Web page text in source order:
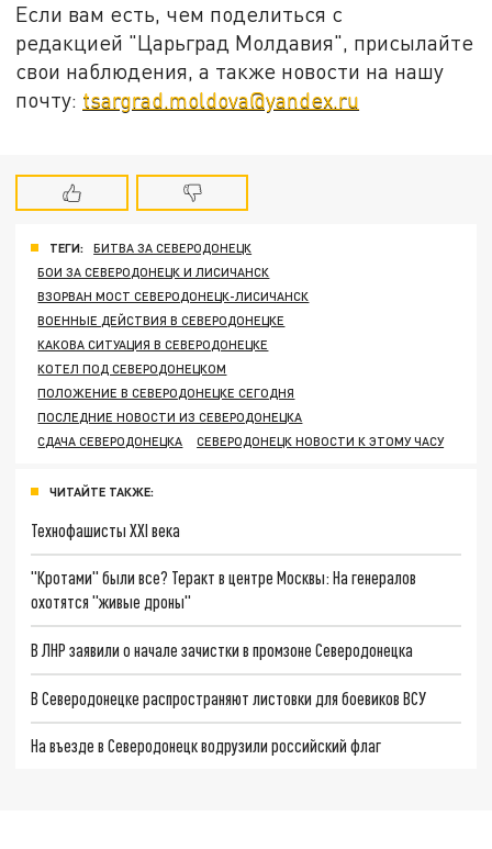
Если вам есть, чем поделиться с
редакцией "Царьград Молдавия", присылайте
свои наблюдения, а также новости на нашу
почту: tsargrad.moldova@yandex.ru
ТЕГИ:
БИТВА ЗА СЕВЕРОДОНЕЦК
БОИ ЗА СЕВЕРОДОНЕЦК И ЛИСИЧАНСК
ВЗОРВАН МОСТ СЕВЕРОДОНЕЦК-ЛИСИЧАНСК
ВОЕННЫЕ ДЕЙСТВИЯ В СЕВЕРОДОНЕЦКЕ
КАКОВА СИТУАЦИЯ В СЕВЕРОДОНЕЦКЕ
КОТЕЛ ПОД СЕВЕРОДОНЕЦКОМ
ПОЛОЖЕНИЕ В СЕВЕРОДОНЕЦКЕ СЕГОДНЯ
ПОСЛЕДНИЕ НОВОСТИ ИЗ СЕВЕРОДОНЕЦКА
СДАЧА СЕВЕРОДОНЕЦКА
СЕВЕРОДОНЕЦК НОВОСТИ К ЭТОМУ ЧАСУ
ЧИТАЙТЕ ТАКЖЕ:
Технофашисты XXI века
"Кротами" были все? Теракт в центре Москвы: На генералов
охотятся "живые дроны"
В ЛНР заявили о начале зачистки в промзоне Северодонецка
В Северодонецке распространяют листовки для боевиков ВСУ
На въезде в Северодонецк водрузили российский флаг